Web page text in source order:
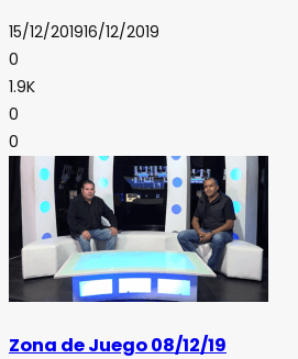
15/12/201916/12/2019
0
1.9K
0
0
Zona de Juego 08/12/19